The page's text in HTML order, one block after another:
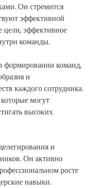
Он стремится
эффективной
цели, эффективное
команды.
формировании команд,
и
каждого сотрудника.
могут
высоких
и
Он активно
росте
навыки.